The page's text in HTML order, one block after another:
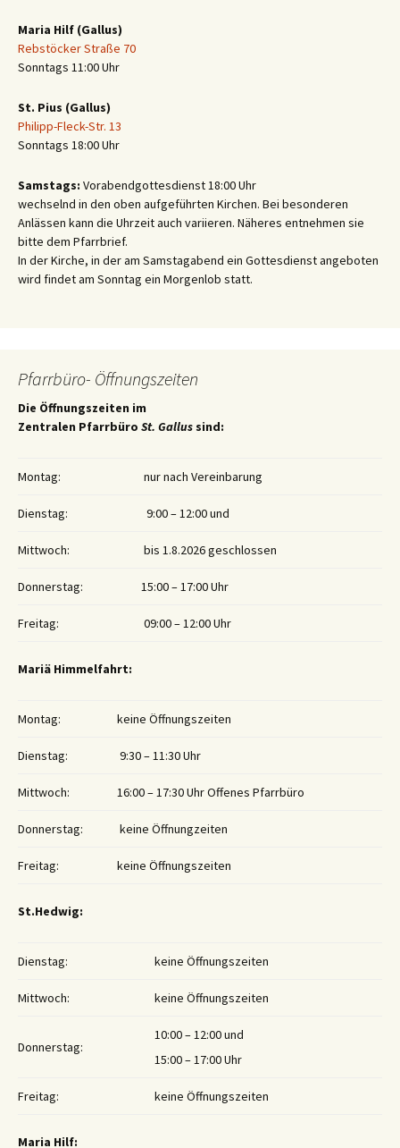
Maria Hilf (Gallus)
Rebstöcker Straße 70
Sonntags 11:00 Uhr
St. Pius (Gallus)
Philipp-Fleck-Str. 13
Sonntags 18:00 Uhr
Samstags: Vorabendgottesdienst 18:00 Uhr
wechselnd in den oben aufgeführten Kirchen. Bei besonderen
Anlässen kann die Uhrzeit auch variieren. Näheres entnehmen sie
bitte dem Pfarrbrief.
In der Kirche, in der am Samstagabend ein Gottesdienst angeboten
wird findet am Sonntag ein Morgenlob statt.
Pfarrbüro- Öffnungszeiten
Die Öffnungszeiten im
Zentralen Pfarrbüro St. Gallus sind:
Montag: nur nach Vereinbarung
Dienstag: 9:00 – 12:00 und
Mittwoch: bis 1.8.2026 geschlossen
Donnerstag: 15:00 – 17:00 Uhr
Freitag: 09:00 – 12:00 Uhr
Mariä Himmelfahrt:
Montag: keine Öffnungszeiten
Dienstag: 9:30 – 11:30 Uhr
Mittwoch: 16:00 – 17:30 Uhr Offenes Pfarrbüro
Donnerstag: keine Öffnungzeiten
Freitag: keine Öffnungszeiten
St.Hedwig:
Dienstag: keine Öffnungszeiten
Mittwoch: keine Öffnungszeiten
Donnerstag:
10:00 – 12:00 und
15:00 – 17:00 Uhr
Freitag: keine Öffnungszeiten
Maria Hilf: